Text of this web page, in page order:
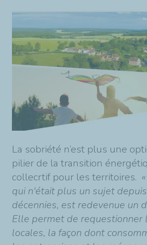
La sobriété n’est plus une
pilier de la transition
collecrtif pour les territoires.
qui n'était plus un sujet
décennies, est redevenue un
Elle permet de requestionner
locales, la façon dont